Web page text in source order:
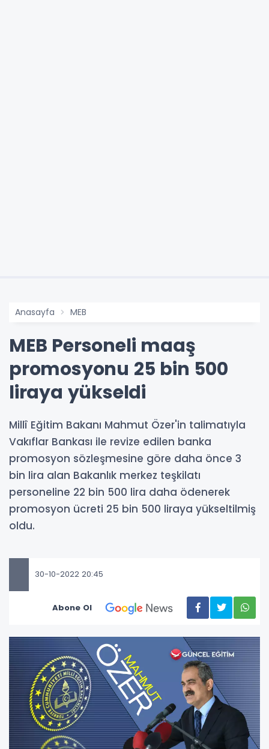
Anasayfa MEB
MEB Personeli maaş
promosyonu 25 bin 500
liraya yükseldi
Millî Eğitim Bakanı Mahmut Özer'in talimatıyla
Vakıflar Bankası ile revize edilen banka
promosyon sözleşmesine göre daha önce 3
bin lira alan Bakanlık merkez teşkilatı
personeline 22 bin 500 lira daha ödenerek
promosyon ücreti 25 bin 500 liraya yükseltilmiş
oldu.
30-10-2022 20:45
Abone Ol